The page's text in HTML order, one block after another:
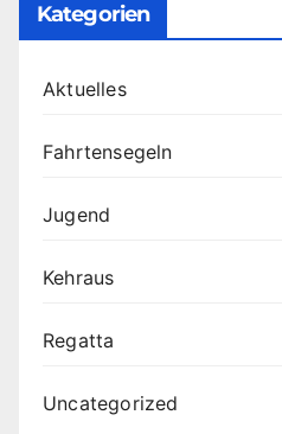
Kategorien
Aktuelles
Fahrtensegeln
Jugend
Kehraus
Regatta
Uncategorized